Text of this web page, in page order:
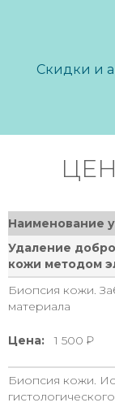
Скидки и
Наименование
Удаление
кожи методом
Биопсия кожи.
материала
Цена: 1 500
Биопсия кожи.